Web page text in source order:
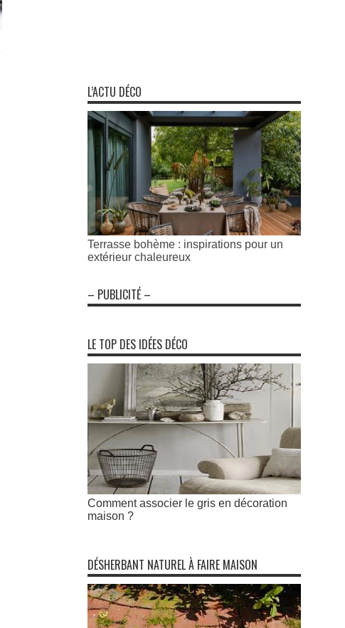
L’ACTU DÉCO
Terrasse bohème : inspirations pour un
extérieur chaleureux
– PUBLICITÉ –
LE TOP DES IDÉES DÉCO
Comment associer le gris en décoration
maison ?
DÉSHERBANT NATUREL À FAIRE MAISON